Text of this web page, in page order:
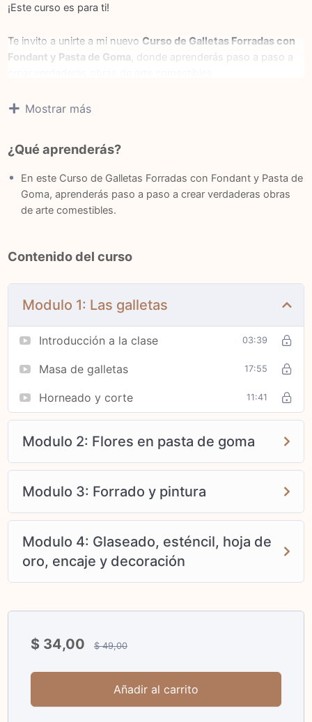
¡Este curso es para ti!
Te invito a unirte a mi nuevo Curso de Galletas Forradas con
Fondant y Pasta de Goma , donde aprenderás paso a paso a
En esta clase aprenderás:
Elaboración de la masa de galletas de mantequilla y vainilla
Conservación de la masa de galletas
Como estirar la masa y cortar las galletas
Forrado de las galletas con fondant
Elaboración de glaseado real con albumina en polvo (también
Elaboración de encaje comestible
de las galletas (pensamientos, narcisos, dowgood y orquídea)
Técnica de esténcil sobre fondant utilizando glaseado real
Aplicación hoja de oro comestible
Incluye:
PDF con las recetas del curso
Lista detallada de materiales requeridos para el curso
Mostrar más
¿Qué aprenderás?
En este Curso de Galletas Forradas con Fondant y Pasta de
Goma, aprenderás paso a paso a crear verdaderas obras
de arte comestibles.
Contenido del curso
Modulo 1: Las galletas
Introducción a la clase 03:39
Masa de galletas 17:55
Horneado y corte 11:41
Modulo 2: Flores en pasta de goma
Modulo 3: Forrado y pintura
Modulo 4: Glaseado, esténcil, hoja de
oro, encaje y decoración
$34,00 $49,00
Añadir al carrito